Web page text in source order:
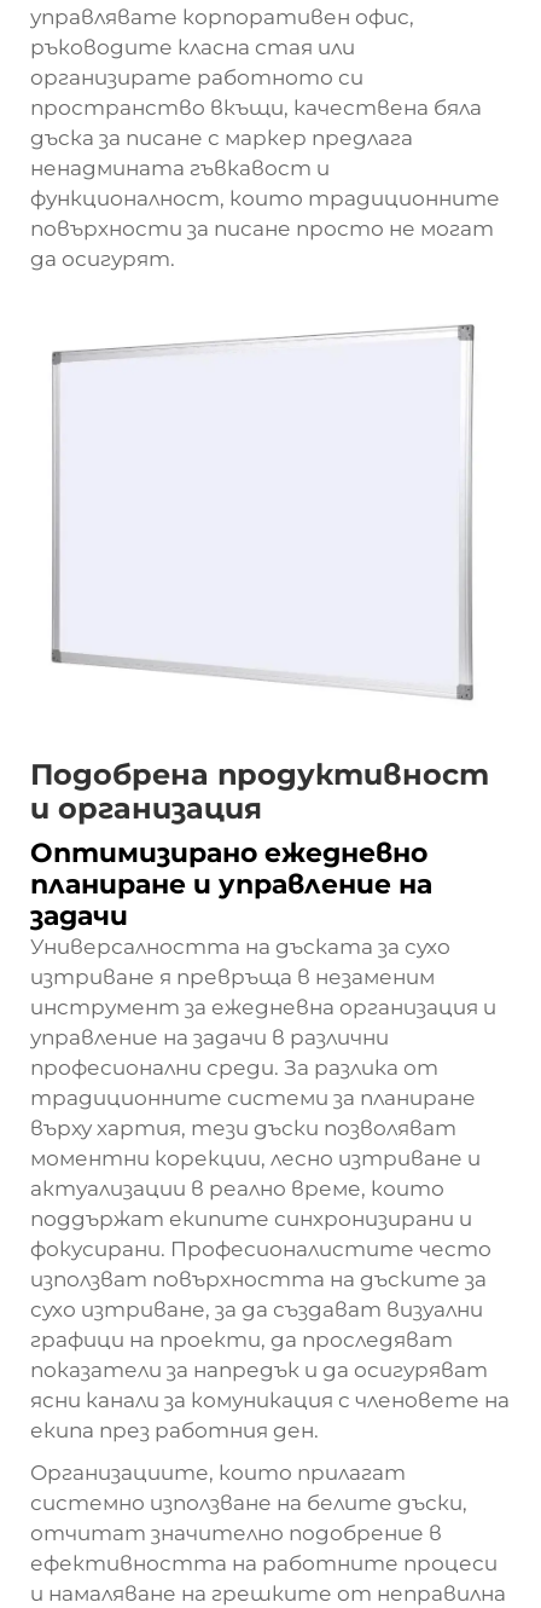
управлявате корпоративен офис,
ръководите класна стая или
организирате работното си
пространство вкъщи, качествена бяла
дъска за писане с маркер предлага
ненадмината гъвкавост и
функционалност, които традиционните
повърхности за писане просто не могат
да осигурят.
Подобрена продуктивност
и организация
Оптимизирано ежедневно
планиране и управление на
задачи
Универсалността на дъската за сухо
изтриване я превръща в незаменим
инструмент за ежедневна организация и
управление на задачи в различни
професионални среди. За разлика от
традиционните системи за планиране
върху хартия, тези дъски позволяват
моментни корекции, лесно изтриване и
актуализации в реално време, които
поддържат екипите синхронизирани и
фокусирани. Професионалистите често
използват повърхността на дъските за
сухо изтриване, за да създават визуални
графици на проекти, да проследяват
показатели за напредък и да осигуряват
ясни канали за комуникация с членовете на
екипа през работния ден.
Организациите, които прилагат
системно използване на белите дъски,
отчитат значително подобрение в
ефективността на работните процеси
и намаляване на грешките от неправилна